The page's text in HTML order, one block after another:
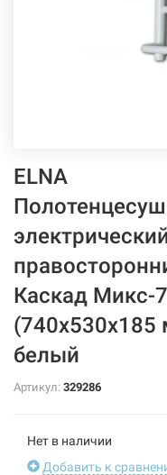
ELNA
Каскад Микс-7
(740х530х185
белый
Артикул: 329286
Нет в наличии
Добавить к